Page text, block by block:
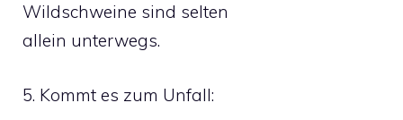
Wildschweine sind selten
allein unterwegs.
5. Kommt es zum Unfall: